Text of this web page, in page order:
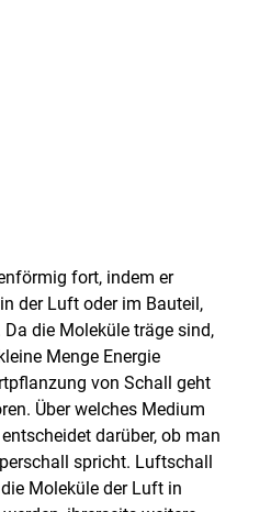
fort, indem er
der Luft oder im Bauteil,
die Moleküle träge sind,
Menge Energie
von Schall geht
Über welches Medium
darüber, ob man
spricht. Luftschall
Moleküle der Luft in